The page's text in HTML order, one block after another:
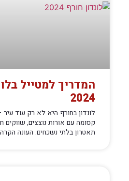
המדריך למטייל
2024
לונדון בחורף היא לא רק עוד עיר
קסומה עם אורות נוצצים, שווקים
תאטרון בלתי נשכחים. העונה